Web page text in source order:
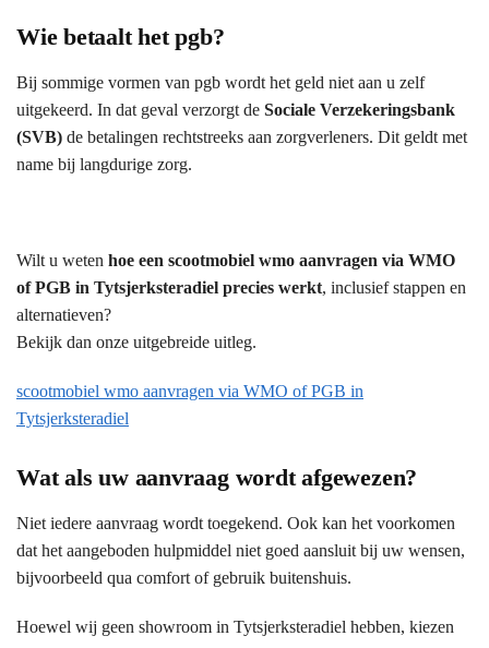
Wie betaalt het pgb?
Bij sommige vormen van pgb wordt het geld niet aan u zelf
uitgekeerd. In dat geval verzorgt de Sociale Verzekeringsbank
(SVB) de betalingen rechtstreeks aan zorgverleners. Dit geldt met
name bij langdurige zorg.
Wilt u weten hoe een scootmobiel wmo aanvragen via WMO
of PGB in Tytsjerksteradiel precies werkt, inclusief stappen en
alternatieven?
Bekijk dan onze uitgebreide uitleg.
scootmobiel wmo aanvragen via WMO of PGB in
Tytsjerksteradiel
Wat als uw aanvraag wordt afgewezen?
Niet iedere aanvraag wordt toegekend. Ook kan het voorkomen
dat het aangeboden hulpmiddel niet goed aansluit bij uw wensen,
bijvoorbeeld qua comfort of gebruik buitenshuis.
Hoewel wij geen showroom in Tytsjerksteradiel hebben, kiezen